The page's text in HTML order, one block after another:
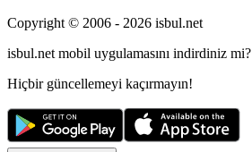
Copyright © 2006 - 2026 isbul.net
isbul.net mobil uygulamasını indirdiniz mi?
Hiçbir güncellemeyi kaçırmayın!